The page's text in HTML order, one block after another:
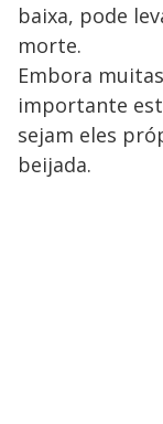
baixa, pode
morte.
Embora
importante
sejam eles
beijada.